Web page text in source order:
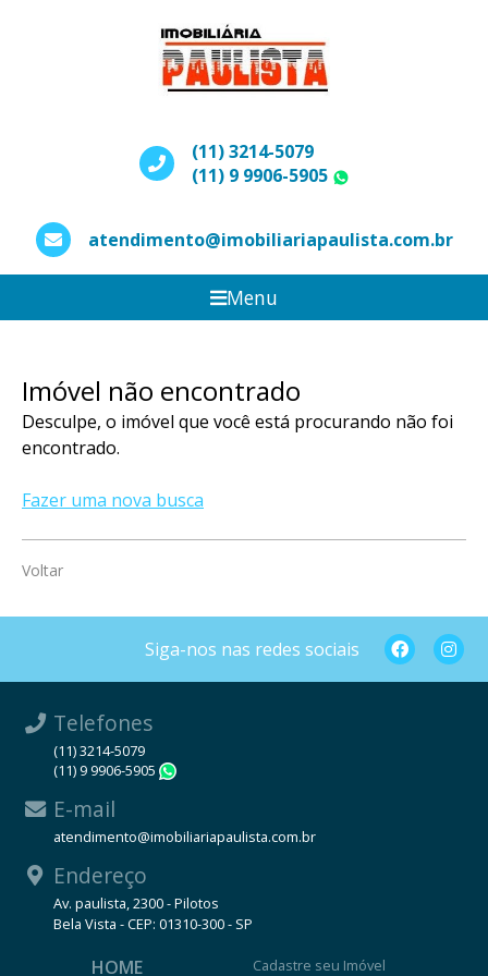
(11) 3214-5079
(11) 9 9906-5905
atendimento@imobiliariapaulista.com.br
Menu
Imóvel não encontrado
Desculpe, o imóvel que você está procurando não foi
encontrado.
Fazer uma nova busca
Voltar
Siga-nos nas redes sociais
Telefones
(11) 3214-5079
(11) 9 9906-5905
E-mail
atendimento@imobiliariapaulista.com.br
Endereço
Av. paulista, 2300 - Pilotos
Bela Vista - CEP: 01310-300 - SP
HOME Cadastre seu Imóvel